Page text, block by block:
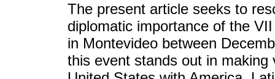
The present article seeks to
diplomatic importance of the
in Montevideo between
this event stands out in